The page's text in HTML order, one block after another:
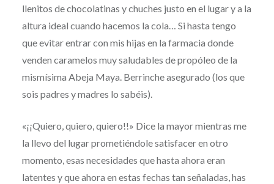
llenitos de chocolatinas y chuches justo en el lugar y a la
altura ideal cuando hacemos la cola… Si hasta tengo
que evitar entrar con mis hijas en la farmacia donde
venden caramelos muy saludables de propóleo de la
mismísima Abeja Maya. Berrinche asegurado (los que
sois padres y madres lo sabéis).
«¡¡Quiero, quiero, quiero!!» Dice la mayor mientras me
la llevo del lugar prometiéndole satisfacer en otro
momento, esas necesidades que hasta ahora eran
latentes y que ahora en estas fechas tan señaladas, has